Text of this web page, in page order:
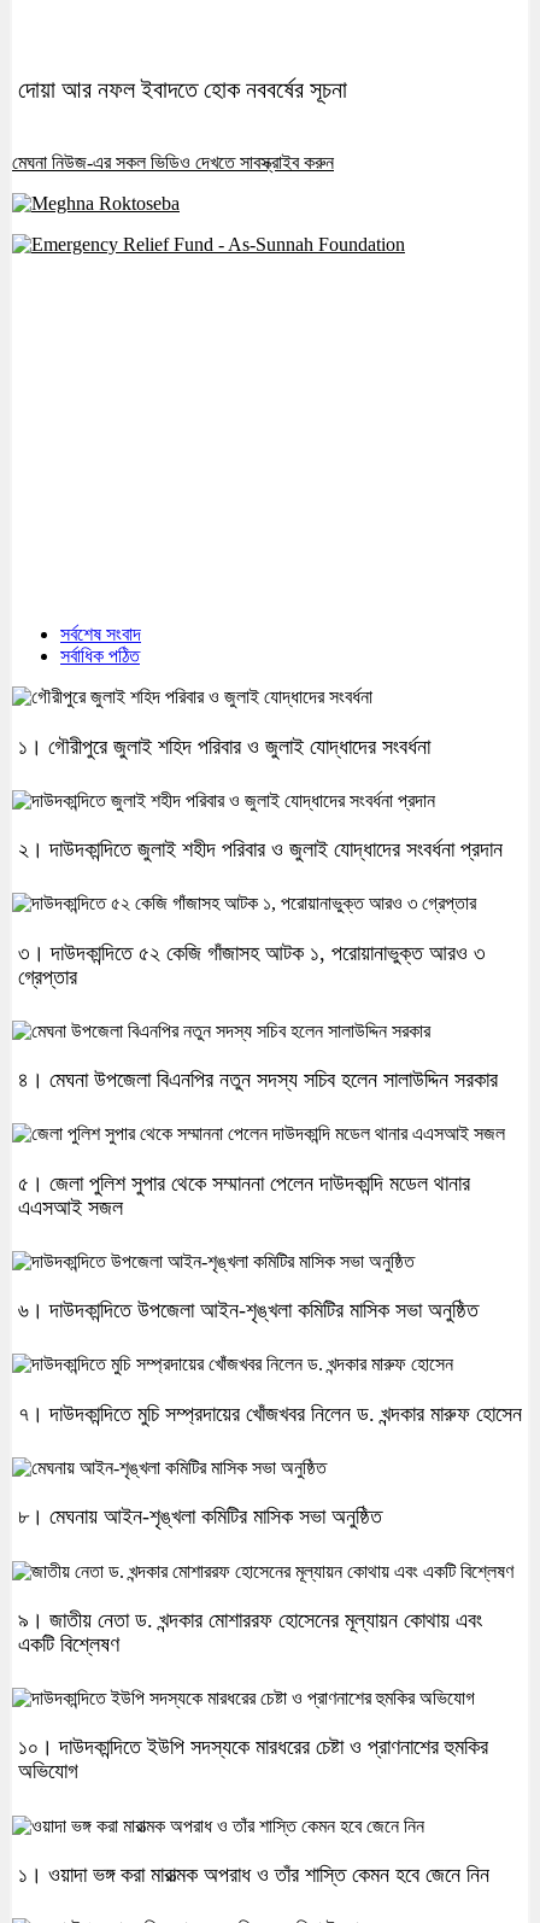
দোয়া আর নফল ইবাদতে হোক নববর্ষের সূচনা
মেঘনা নিউজ-এর সকল ভিডিও দেখতে সাবস্ক্রাইব করুন
সর্বশেষ সংবাদ
সর্বাধিক পঠিত
১। গৌরীপুরে জুলাই শহিদ পরিবার ও জুলাই যোদ্ধাদের সংবর্ধনা
২। দাউদকান্দিতে জুলাই শহীদ পরিবার ও জুলাই যোদ্ধাদের সংবর্ধনা প্রদান
৩। দাউদকান্দিতে ৫২ কেজি গাঁজাসহ আটক ১, পরোয়ানাভুক্ত আরও ৩
গ্রেপ্তার
৪। মেঘনা উপজেলা বিএনপির নতুন সদস্য সচিব হলেন সালাউদ্দিন সরকার
৫। জেলা পুলিশ সুপার থেকে সম্মাননা পেলেন দাউদকান্দি মডেল থানার
এএসআই সজল
৬। দাউদকান্দিতে উপজেলা আইন-শৃঙ্খলা কমিটির মাসিক সভা অনুষ্ঠিত
৭। দাউদকান্দিতে মুচি সম্প্রদায়ের খোঁজখবর নিলেন ড. খন্দকার মারুফ হোসেন
৮। মেঘনায় আইন-শৃঙ্খলা কমিটির মাসিক সভা অনুষ্ঠিত
৯। জাতীয় নেতা ড. খন্দকার মোশাররফ হোসেনের মূল্যায়ন কোথায় এবং
একটি বিশ্লেষণ
১০। দাউদকান্দিতে ইউপি সদস্যকে মারধরের চেষ্টা ও প্রাণনাশের হুমকির
অভিযোগ
১। ওয়াদা ভঙ্গ করা মারাত্মক অপরাধ ও তাঁর শাস্তি কেমন হবে জেনে নিন